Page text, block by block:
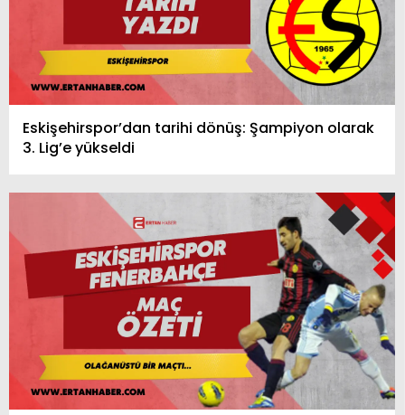
Eskişehirspor’dan tarihi dönüş: Şampiyon olarak
3. Lig’e yükseldi